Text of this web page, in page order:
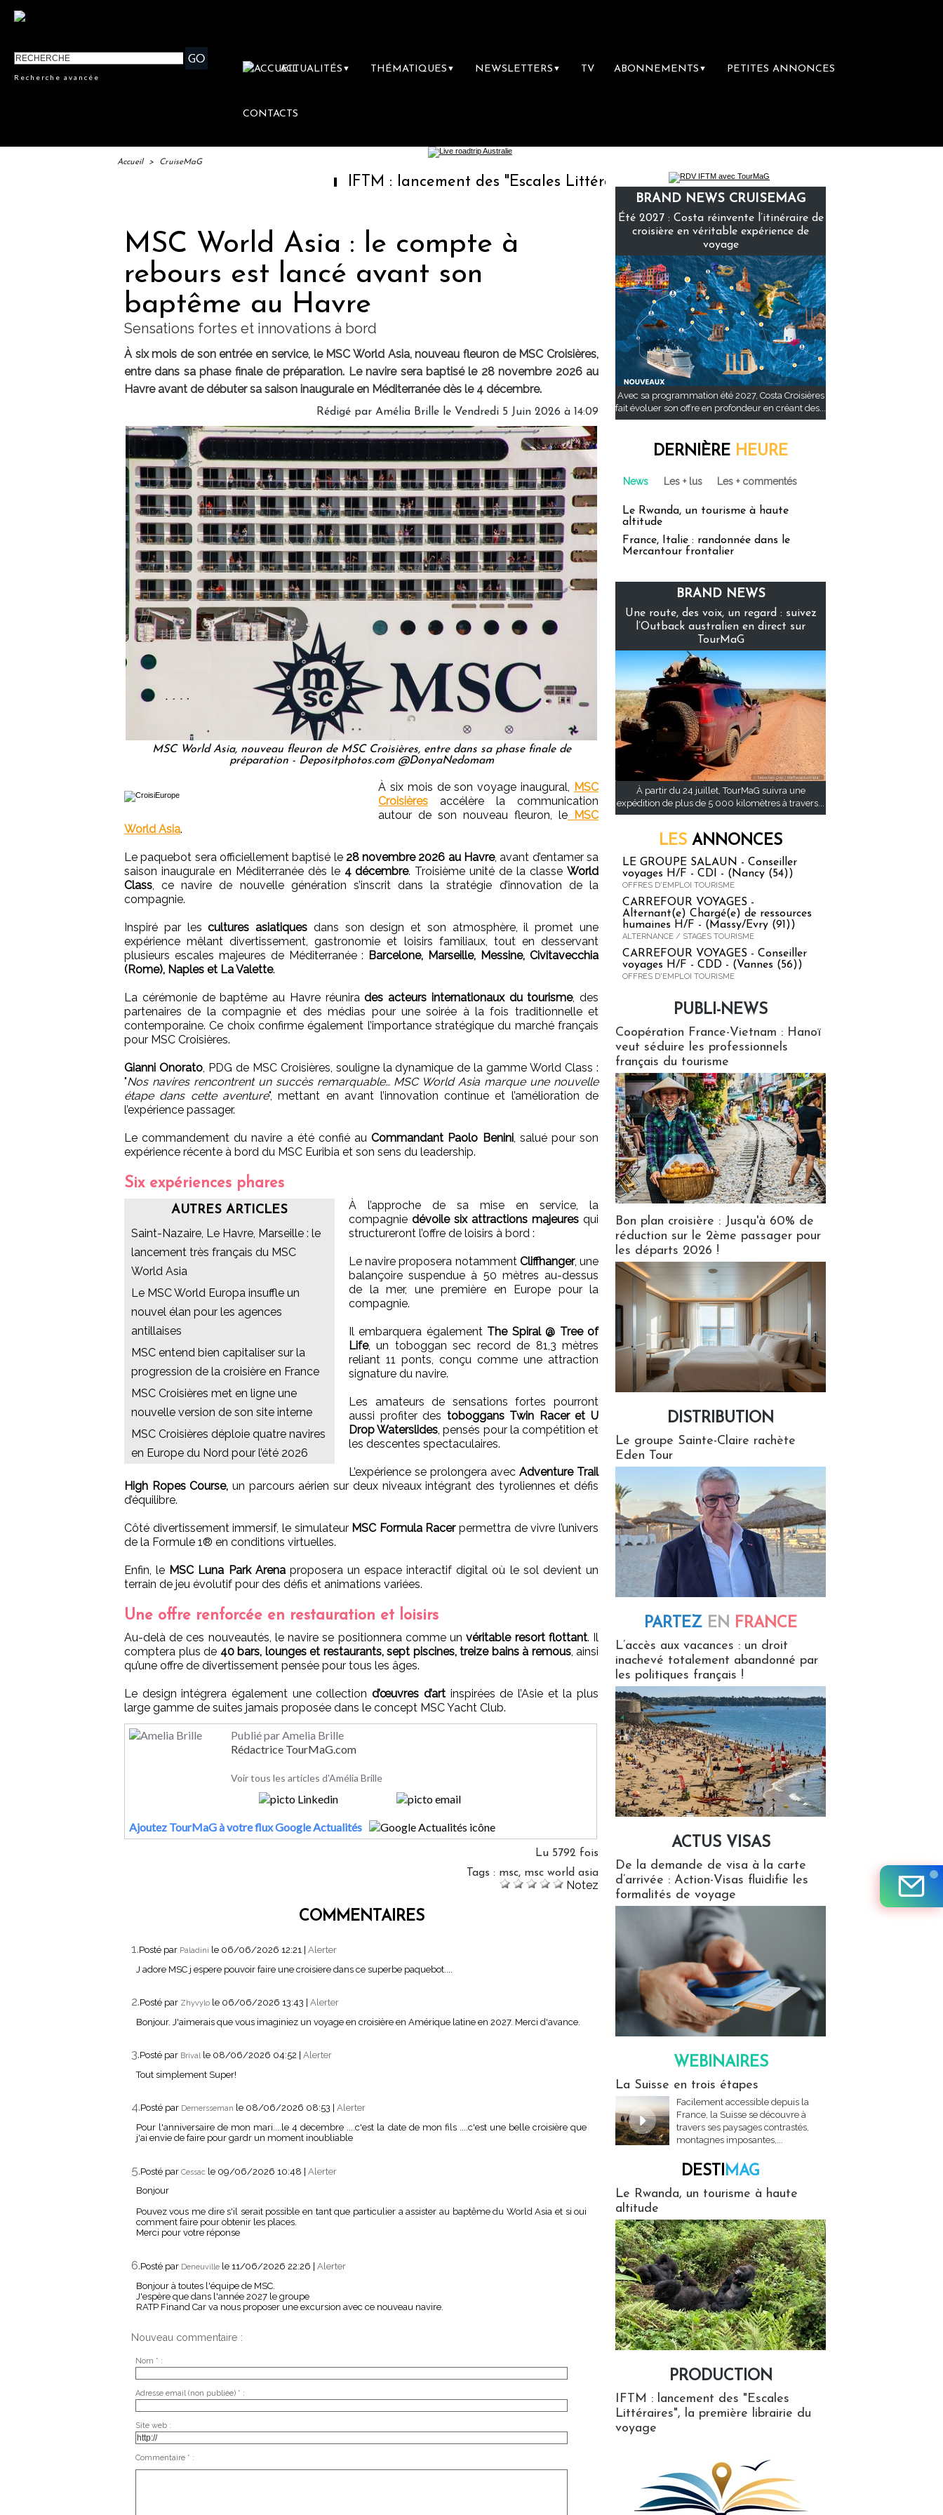
Recherche avancée
ACTUALITÉS ▼ THÉMATIQUES ▼ NEWSLETTERS ▼ TV ABONNEMENTS ▼ PETITES ANNONCES
CONTACTS
Accueil > CruiseMaG
IFTM : lancement des "Escales Littéraires", la première librairie du voyage
MSC World Asia : le compte à
rebours est lancé avant son
baptême au Havre
Sensations fortes et innovations à bord
À six mois de son entrée en service, le MSC World Asia, nouveau fleuron de MSC Croisières,
entre dans sa phase finale de préparation. Le navire sera baptisé le 28 novembre 2026 au
Havre avant de débuter sa saison inaugurale en Méditerranée dès le 4 décembre.
Rédigé par Amélia Brille le Vendredi 5 Juin 2026 à 14:09
MSC World Asia, nouveau fleuron de MSC Croisières, entre dans sa phase finale de
préparation - Depositphotos.com @DonyaNedomam
À six mois de son voyage inaugural,
MSC
Croisières accélère la communication
autour de son nouveau fleuron, le MSC
World Asia.
Le paquebot sera officiellement baptisé le 28 novembre 2026 au Havre, avant d’entamer sa
saison inaugurale en Méditerranée dès le 4 décembre. Troisième unité de la classeWorld
Class , ce navire de nouvelle génération s’inscrit dans la stratégie d’innovation de la
compagnie.
Inspiré par lescultures asiatiques dans son design et son atmosphère, il promet une
expérience mêlant divertissement, gastronomie et loisirs familiaux, tout en desservant
plusieurs escales majeures de Méditerranée : Barcelone, Marseille, Messine, Civitavecchia
(Rome), Naples et La Valette.
La cérémonie de baptême au Havre réunirades acteurs internationaux du tourisme, des
partenaires de la compagnie et des médias pour une soirée à la fois traditionnelle et
contemporaine. Ce choix confirme également l’importance stratégique du marché français
pour MSC Croisières.
Gianni Onorato, PDG de MSC Croisières, souligne la dynamique de la gamme World Class :
"Nos navires rencontrent un succès remarquable… MSC World Asia marque une nouvelle
étape dans cette aventure", mettant en avant l’innovation continue et l’amélioration de
l’expérience passager.
Le commandement du navire a été confié auCommandant Paolo Benini, salué pour son
expérience récente à bord du MSC Euribia et son sens du leadership.
Six expériences phares
AUTRES ARTICLES
Saint-Nazaire, Le Havre, Marseille : le
lancement très français du MSC
World Asia
Le MSC World Europa insuffle un
nouvel élan pour les agences
antillaises
MSC entend bien capitaliser sur la
progression de la croisière en France
MSC Croisières met en ligne une
nouvelle version de son site interne
MSC Croisières déploie quatre navires
en Europe du Nord pour l’été 2026
À l’approche de sa mise en service, la
compagnie dévoile six attractions majeures qui
structureront l’offre de loisirs à bord :
Le navire proposera notamment Cliffhanger, une
balançoire suspendue à 50 mètres au-dessus
de la mer, une première en Europe pour la
compagnie.
Il embarquera égalementThe Spiral @ Tree of
Life, un toboggan sec record de 81,3 mètres
reliant 11 ponts, conçu comme une attraction
signature du navire.
Les amateurs de sensations fortes pourront
aussi profiter des toboggans Twin Racer et U
Drop Waterslides , pensés pour la compétition et
les descentes spectaculaires.
L’expérience se prolongera avec Adventure Trail
High Ropes Course, un parcours aérien sur deux niveaux intégrant des tyroliennes et défis
d’équilibre.
Côté divertissement immersif, le simulateur MSC Formula Racerpermettra de vivre l’univers
de la Formule 1® en conditions virtuelles.
Enfin, le MSC Luna Park Arena proposera un espace interactif digital où le sol devient un
terrain de jeu évolutif pour des défis et animations variées.
Une offre renforcée en restauration et loisirs
Au-delà de ces nouveautés, le navire se positionnera comme unvéritable resort flottant. Il
comptera plus de 40 bars, lounges et restaurants, sept piscines, treize bains à remous, ainsi
qu’une offre de divertissement pensée pour tous les âges.
Le design intégrera également une collection d’œuvres d’art inspirées de l’Asie et la plus
large gamme de suites jamais proposée dans le concept MSC Yacht Club.
Publié par Amelia Brille
Rédactrice TourMaG.com
Voir tous les articles d'Amélia Brille
Ajoutez TourMaG à votre flux Google Actualités
Lu 5792 fois
Tags : msc, msc world asia
Notez
COMMENTAIRES
1.Posté par Paladini le 06/06/2026 12:21
Alerter
J adore MSC j espere pouvoir faire une croisiere dans ce superbe paquebot....
2.Posté par Zhyvylo le 06/06/2026 13:43
Alerter
Bonjour. J'aimerais que vous imaginiez un voyage en croisière en Amérique latine en 2027. Merci d'avance.
3.Posté par Brival le 08/06/2026 04:52
Alerter
Tout simplement Super!
4.Posté par Demersseman le 08/06/2026 08:53
Alerter
Pour l'anniversaire de mon mari....le 4 decembre ....c'est la date de mon fils ....c'est une belle croisière que
j'ai envie de faire pour gardr un moment inoubliable
5.Posté par Cessac le 09/06/2026 10:48 | Alerter
Bonjour
Pouvez vous me dire s'il serait possible en tant que particulier a assister au baptême du World Asia et si oui
comment faire pour obtenir les places.
Merci pour votre réponse
6.Posté par Deneuville le 11/06/2026 22:26
Alerter
Bonjour à toutes l'équipe de MSC.
J'espère que dans l'année 2027 le groupe
RATP Finand Car va nous proposer une excursion avec ce nouveau navire.
Nouveau commentaire :
Nom * :
Adresse email (non publiée) * :
Site web :
Commentaire * :
BRAND NEWS CRUISEMAG
Été 2027 : Costa réinvente l’itinéraire de
croisière en véritable expérience de
voyage
Avec sa programmation été 2027, Costa Croisières
fait évoluer son offre en profondeur en créant des...
DERNIÈRE HEURE
News Les + lus Les + commentés
Le Rwanda, un tourisme à haute
altitude
France, Italie : randonnée dans le
Mercantour frontalier
BRAND NEWS
Une route, des voix, un regard : suivez
l’Outback australien en direct sur
TourMaG
À partir du 24 juillet, TourMaG suivra une
expédition de plus de 5 000 kilomètres à travers...
LES ANNONCES
LE GROUPE SALAUN - Conseiller
voyages H/F - CDI - (Nancy (54))
OFFRES D'EMPLOI TOURISME
CARREFOUR VOYAGES -
Alternant(e) Chargé(e) de ressources
humaines H/F - (Massy/Evry (91))
ALTERNANCE / STAGES TOURISME
CARREFOUR VOYAGES - Conseiller
voyages H/F - CDD - (Vannes (56))
OFFRES D'EMPLOI TOURISME
PUBLI-NEWS
Coopération France-Vietnam : Hanoï
veut séduire les professionnels
français du tourisme
Bon plan croisière : Jusqu'à 60% de
réduction sur le 2ème passager pour
les départs 2026 !
DISTRIBUTION
Le groupe Sainte-Claire rachète
Eden Tour
PARTEZ EN FRANCE
L’accès aux vacances : un droit
inachevé totalement abandonné par
les politiques français !
ACTUS VISAS
De la demande de visa à la carte
d’arrivée : Action-Visas fluidifie les
formalités de voyage
WEBINAIRES
La Suisse en trois étapes
Facilement accessible depuis la
France, la Suisse se découvre à
travers ses paysages contrastés,
montagnes imposantes,...
DESTIMAG
Le Rwanda, un tourisme à haute
altitude
PRODUCTION
IFTM : lancement des "Escales
Littéraires", la première librairie du
voyage